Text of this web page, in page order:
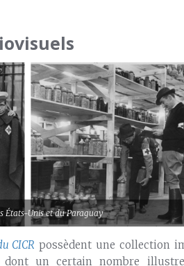
États-Unis et du Paraguay
CICR possèdent une collection
dont un certain nombre